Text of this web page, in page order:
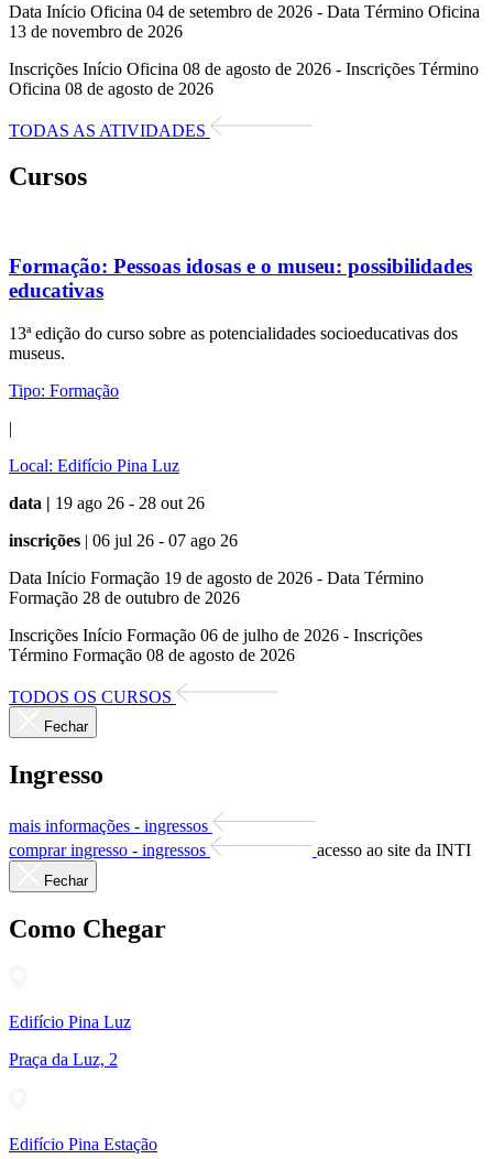
Data Início Oficina 04 de setembro de 2026 - Data Término Oficina
13 de novembro de 2026
Inscrições Início Oficina 08 de agosto de 2026 - Inscrições Término
Oficina 08 de agosto de 2026
TODAS AS ATIVIDADES
Cursos
Formação: Pessoas idosas e o museu: possibilidades
educativas
13ª edição do curso sobre as potencialidades socioeducativas dos
museus.
Tipo: Formação
|
Local: Edifício Pina Luz
data | 19 ago 26 - 28 out 26
inscrições | 06 jul 26 - 07 ago 26
Data Início Formação 19 de agosto de 2026 - Data Término
Formação 28 de outubro de 2026
Inscrições Início Formação 06 de julho de 2026 - Inscrições
Término Formação 08 de agosto de 2026
TODOS OS CURSOS
Fechar
Ingresso
mais informações - ingressos
comprar ingresso - ingressos
acesso ao site da INTI
Fechar
Como Chegar
Edifício Pina Luz
Praça da Luz, 2
Edifício Pina Estação